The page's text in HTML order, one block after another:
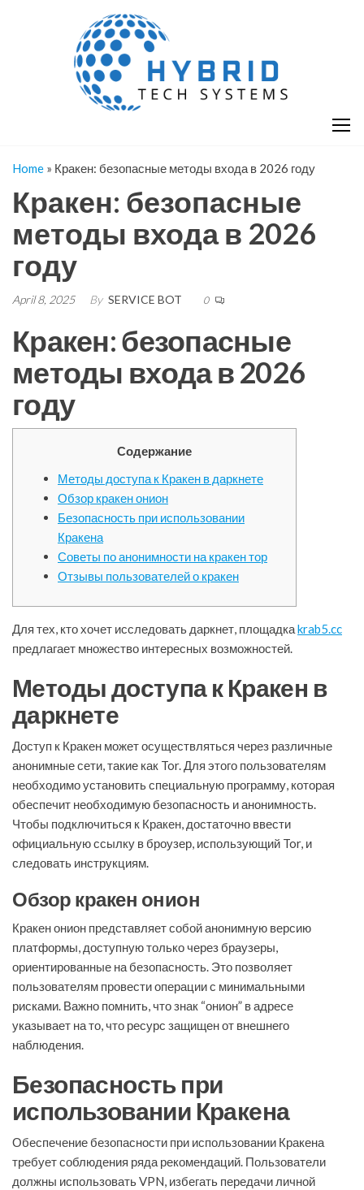
Home » Кракен: безопасные методы входа в 2026 году
Кракен: безопасные
методы входа в 2026
году
April 8, 2025 By SERVICE BOT 0
Кракен: безопасные
методы входа в 2026
году
Содержание
Методы доступа к Кракен в даркнете
Обзор кракен онион
Безопасность при использовании
Кракена
Советы по анонимности на кракен тор
Отзывы пользователей о кракен
Для тех, кто хочет исследовать даркнет, площадкаkrab5.cc
предлагает множество интересных возможностей.
Методы доступа к Кракен в
даркнете
Доступ к Кракен может осуществляться через различные
анонимные сети, такие как Tor. Для этого пользователям
необходимо установить специальную программу, которая
обеспечит необходимую безопасность и анонимность.
Чтобы подключиться к Кракен, достаточно ввести
официальную ссылку в броузер, использующий Tor, и
следовать инструкциям.
Обзор кракен онион
Кракен онион представляет собой анонимную версию
платформы, доступную только через браузеры,
ориентированные на безопасность. Это позволяет
пользователям провести операции с минимальными
рисками. Важно помнить, что знак “онион” в адресе
указывает на то, что ресурс защищен от внешнего
наблюдения.
Безопасность при
использовании Кракена
Обеспечение безопасности при использовании Кракена
требует соблюдения ряда рекомендаций. Пользователи
должны использовать VPN, избегать передачи личной